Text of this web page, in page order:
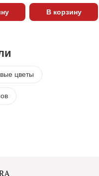
В корзину
цветы